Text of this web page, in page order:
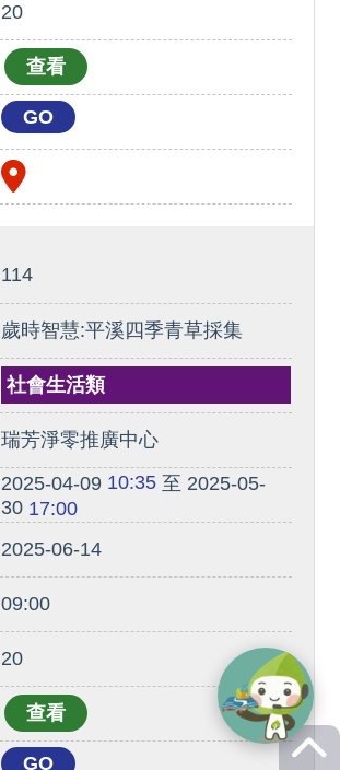
20
GO
114
歲時智慧:平溪四季青草採集
社會生活類
瑞芳淨零推廣中心
2025-04-0910:35至 2025-05-
3017:00
2025-06-14
09:00
20
GO